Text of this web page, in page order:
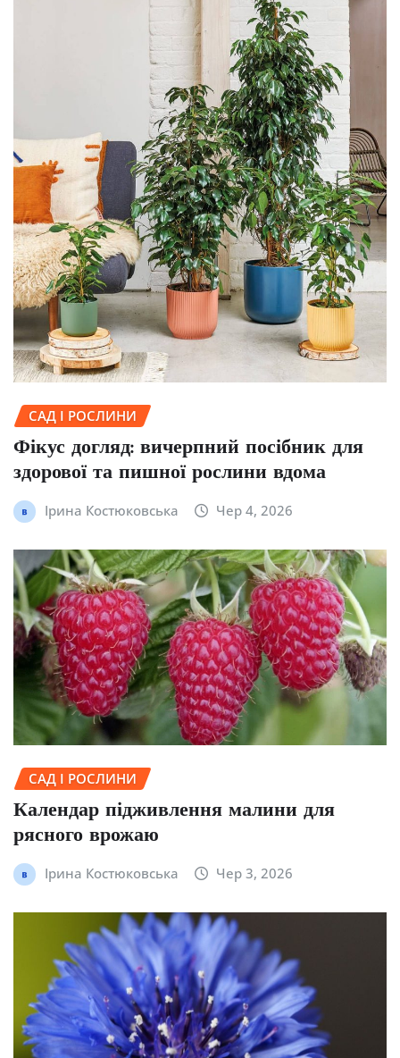
САД І РОСЛИНИ
Фікус догляд: вичерпний посібник для
здорової та пишної рослини вдома
Ірина Костюковська Чер 4, 2026
САД І РОСЛИНИ
Календар підживлення малини для
рясного врожаю
Ірина Костюковська Чер 3, 2026